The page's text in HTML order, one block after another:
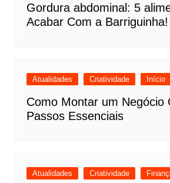
Gordura abdominal: 5
Acabar Com a Barriguinha!
Atualidades Criatividade Início
Como Montar um Negócio
Passos Essenciais
Atualidades Criatividade